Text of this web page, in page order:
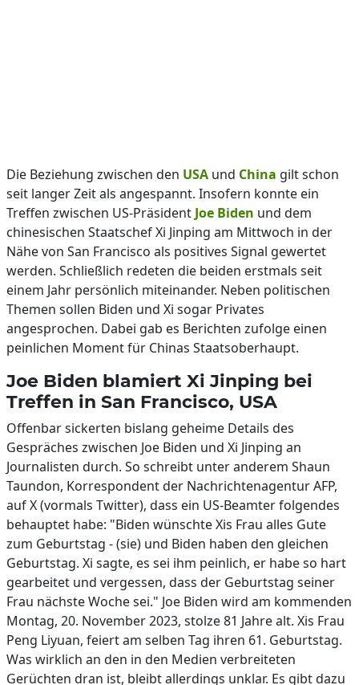
Die Beziehung zwischen den USA und China gilt schon
seit langer Zeit als angespannt. Insofern konnte ein
Treffen zwischen US-Präsident Joe Biden und dem
chinesischen Staatschef Xi Jinping am Mittwoch in der
Nähe von San Francisco als positives Signal gewertet
werden. Schließlich redeten die beiden erstmals seit
einem Jahr persönlich miteinander. Neben politischen
Themen sollen Biden und Xi sogar Privates
angesprochen. Dabei gab es Berichten zufolge einen
peinlichen Moment für Chinas Staatsoberhaupt.
Joe Biden blamiert Xi Jinping bei
Treffen in San Francisco, USA
Offenbar sickerten bislang geheime Details des
Gespräches zwischen Joe Biden und Xi Jinping an
Journalisten durch. So schreibt unter anderem Shaun
Taundon, Korrespondent der Nachrichtenagentur AFP,
auf X (vormals Twitter), dass ein US-Beamter folgendes
behauptet habe: "Biden wünschte Xis Frau alles Gute
zum Geburtstag - (sie) und Biden haben den gleichen
Geburtstag. Xi sagte, es sei ihm peinlich, er habe so hart
gearbeitet und vergessen, dass der Geburtstag seiner
Frau nächste Woche sei." Joe Biden wird am kommenden
Montag, 20. November 2023, stolze 81 Jahre alt. Xis Frau
Peng Liyuan, feiert am selben Tag ihren 61. Geburtstag.
Was wirklich an den in den Medien verbreiteten
Gerüchten dran ist, bleibt allerdings unklar. Es gibt dazu